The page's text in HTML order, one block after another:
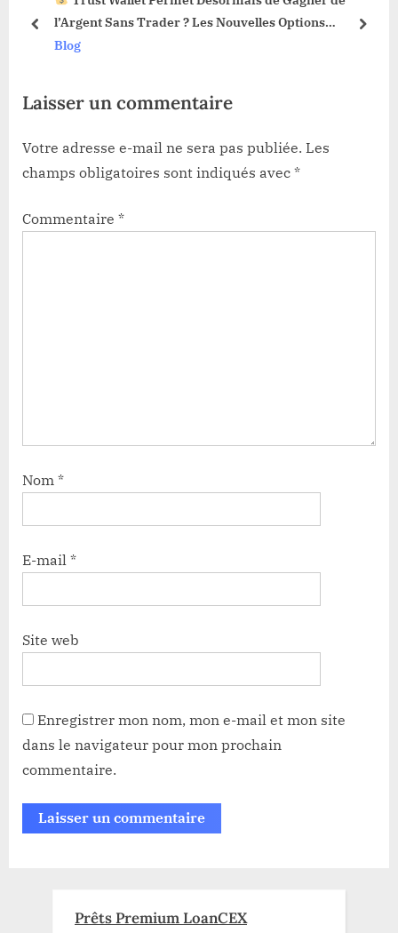
o
:
t
:
l’Argent Sans Trader ? Les Nouvelles Options
Dévoilées !
Blog
prev next
Laisser un commentaire
Votre adresse e-mail ne sera pas publiée. Les
champs obligatoires sont indiqués avec *
Commentaire *
Nom *
E-mail *
Site web
Enregistrer mon nom, mon e-mail et mon site
dans le navigateur pour mon prochain
commentaire.
Prêts Premium LoanCEX